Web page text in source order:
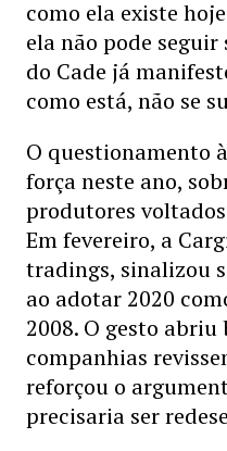
como ela existe
ela não pode
do Cade já
como está, não se
O questionamento
força neste ano,
produtores
Em fevereiro, a
tradings, sinalizou
ao adotar 2020
2008. O gesto
companhias
reforçou o
precisaria ser